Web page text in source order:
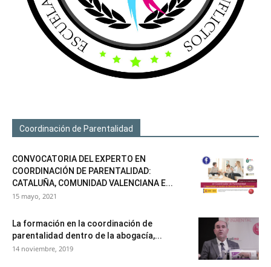
Coordinación de Parentalidad
CONVOCATORIA DEL EXPERTO EN
COORDINACIÓN DE PARENTALIDAD:
CATALUÑA, COMUNIDAD VALENCIANA E...
15 mayo, 2021
La formación en la coordinación de
parentalidad dentro de la abogacía,...
14 noviembre, 2019